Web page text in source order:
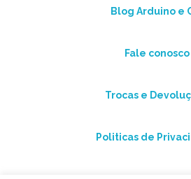
Blog Arduino e
Fale conosco
Trocas e
Politicas de